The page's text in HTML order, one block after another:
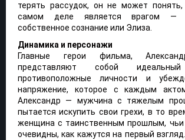
терять рассудок, он не может
самом деле является врагом —
собственное сознание или Элиза.
Динамика и персонажи
Главные герои фильма,
представляют собой
противоположные личности и
напряжение, которое с каждым
Александр — мужчина с тяжелым
пытается искупить свои грехи, в то
женщина с таинственным прошлым,
очевидны, как кажутся на первый